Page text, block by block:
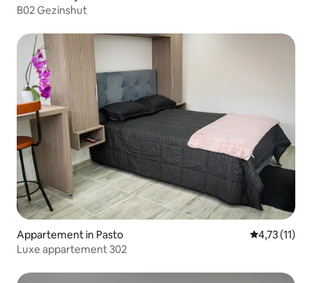
B02 Gezinshut
Appartement in Pasto Gemiddelde
4,73 (11)
Luxe appartement 302